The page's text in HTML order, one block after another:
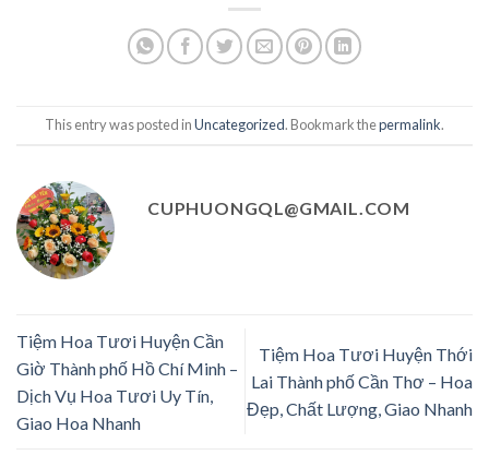
This entry was posted inUncategorized. Bookmark thepermalink.
CUPHUONGQL@GMAIL.COM
Tiệm Hoa Tươi Huyện Cần
Giờ Thành phố Hồ Chí Minh –
Dịch Vụ Hoa Tươi Uy Tín,
Giao Hoa Nhanh
Tiệm Hoa Tươi Huyện Thới
Lai Thành phố Cần Thơ – Hoa
Đẹp, Chất Lượng, Giao Nhanh